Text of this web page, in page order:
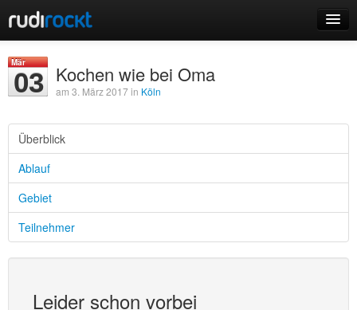
Events
Login
Registrieren
Mär
03 Kochen wie bei Oma
am 3. März 2017 in Köln
Überblick
Ablauf
Gebiet
Teilnehmer
Leider schon vorbei